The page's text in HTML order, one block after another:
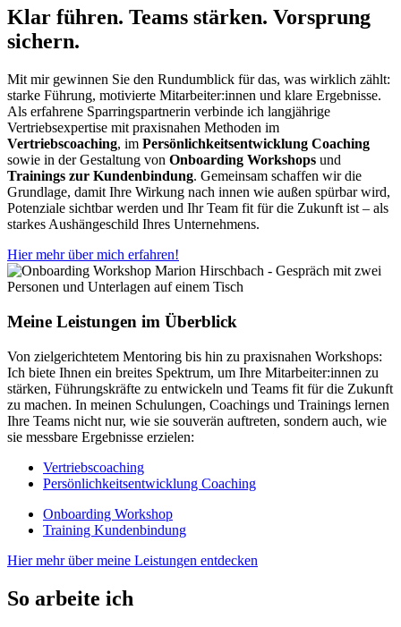
Klar führen. Teams stärken. Vorsprung
sichern.
Mit mir gewinnen Sie den Rundumblick für das, was wirklich zählt:
starke Führung, motivierte Mitarbeiter:innen und klare Ergebnisse.
Als erfahrene Sparringspartnerin verbinde ich langjährige
Vertriebsexpertise mit praxisnahen Methoden im
Vertriebscoaching, im Persönlichkeitsentwicklung Coaching
sowie in der Gestaltung von Onboarding Workshops und
Trainings zur Kundenbindung. Gemeinsam schaffen wir die
Grundlage, damit Ihre Wirkung nach innen wie außen spürbar wird,
Potenziale sichtbar werden und Ihr Team fit für die Zukunft ist – als
starkes Aushängeschild Ihres Unternehmens.
Hier mehr über mich erfahren!
Meine Leistungen im Überblick
Von zielgerichtetem Mentoring bis hin zu praxisnahen Workshops:
Ich biete Ihnen ein breites Spektrum, um Ihre Mitarbeiter:innen zu
stärken, Führungskräfte zu entwickeln und Teams fit für die Zukunft
zu machen. In meinen Schulungen, Coachings und Trainings lernen
Ihre Teams nicht nur, wie sie souverän auftreten, sondern auch, wie
sie messbare Ergebnisse erzielen:
Vertriebscoaching
Persönlichkeitsentwicklung Coaching
Onboarding Workshop
Training Kundenbindung
Hier mehr über meine Leistungen entdecken
So arbeite ich